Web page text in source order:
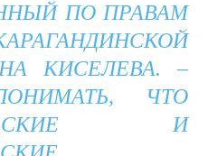
ПО ПРАВАМ
КИСЕЛЕВА. –
ЧТО
И